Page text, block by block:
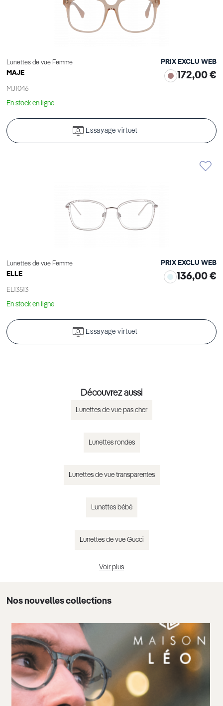
Lunettes de vue Femme
MAJE
MJ1046
PRIX EXCLU WEB
172,00 €
En stock en ligne
Essayage virtuel
Lunettes de vue Femme
ELLE
EL13513
PRIX EXCLU WEB
136,00 €
En stock en ligne
Essayage virtuel
Découvrez aussi
Lunettes de vue pas cher
Lunettes rondes
Lunettes de vue transparentes
Lunettes bébé
Lunettes de vue Gucci
Lunettes de vue Chloé
Lunettes de vue Guess
Lunettes de vue femme tendance 2025
Lunettes de vue homme tendance 2025
Lunettes de vue noir
Voir plus
Nos nouvelles collections